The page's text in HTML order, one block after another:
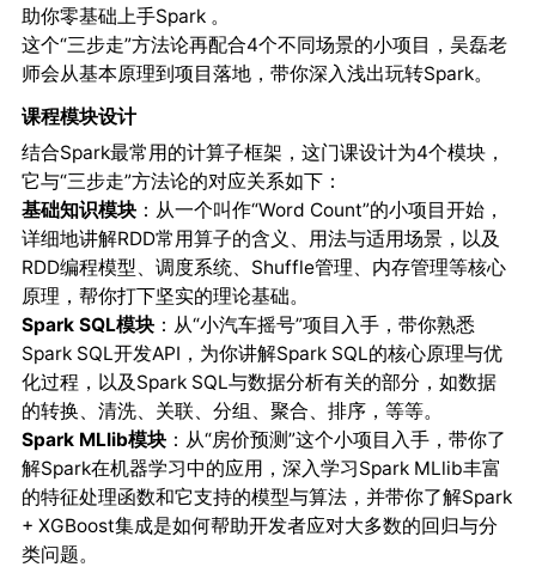
助你零基础上手Spark 。
这个“三步走”方法论再配合4个不同场景的小项目，吴磊老
师会从基本原理到项目落地，带你深入浅出玩转Spark。
课程模块设计
结合Spark最常用的计算子框架，这门课设计为4个模块，
它与“三步走”方法论的对应关系如下：
基础知识模块：从一个叫作“Word Count”的小项目开始，
详细地讲解RDD常用算子的含义、用法与适用场景，以及
RDD编程模型、调度系统、Shuffle管理、内存管理等核心
原理，帮你打下坚实的理论基础。
Spark SQL模块：从“小汽车摇号”项目入手，带你熟悉
Spark SQL开发API，为你讲解Spark SQL的核心原理与优
化过程，以及Spark SQL与数据分析有关的部分，如数据
的转换、清洗、关联、分组、聚合、排序，等等。
Spark MLlib模块：从“房价预测”这个小项目入手，带你了
解Spark在机器学习中的应用，深入学习Spark MLlib丰富
的特征处理函数和它支持的模型与算法，并带你了解Spark
+ XGBoost集成是如何帮助开发者应对大多数的回归与分
类问题。